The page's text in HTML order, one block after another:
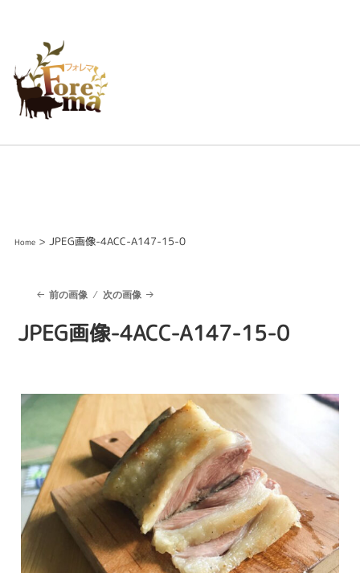
Home> JPEG画像-4ACC-A147-15-0
前の画像 次の画像
JPEG画像-4ACC-A147-15-0